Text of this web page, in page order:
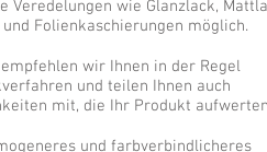
Veredelungen wie Glanzlack,
Folienkaschierungen möglich.
wir Ihnen in der Regel
und teilen Ihnen auch
mit, die Ihr Produkt
und farbverbindlicheres